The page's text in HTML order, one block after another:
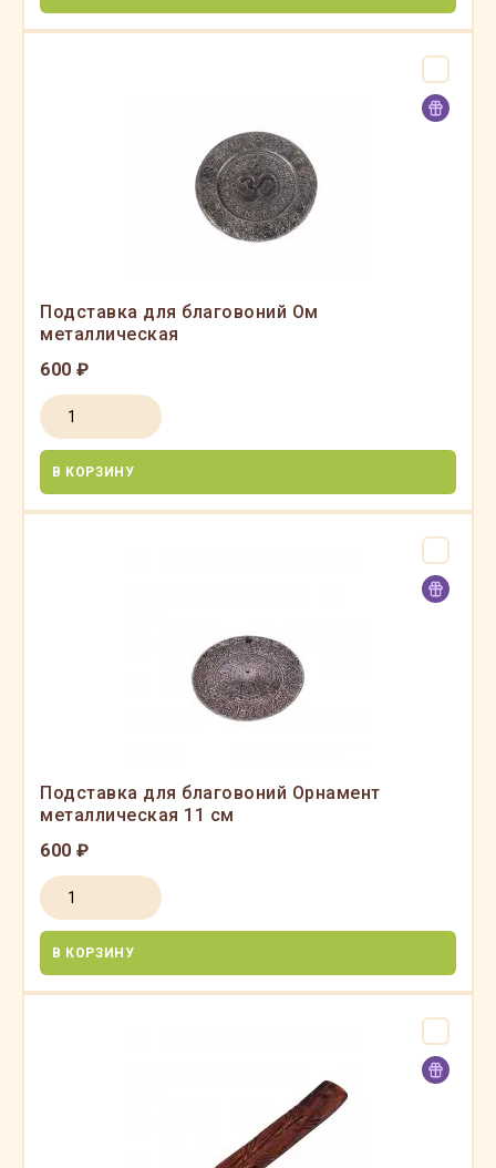
Подставка для благовоний Ом
металлическая
600 ₽
В КОРЗИНУ
Подставка для благовоний Орнамент
металлическая 11 см
600 ₽
В КОРЗИНУ